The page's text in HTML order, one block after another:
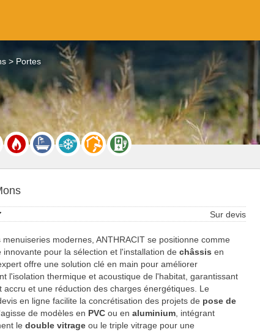
Portes
Sur devis
menuiseries modernes, ANTHRACIT se positionne comme
innovante pour la sélection et l'installation dechâssis en
offre une solution clé en main pour améliorer
l'isolation thermique et acoustique de l'habitat, garantissant
accru et une réduction des charges énergétiques. Le
en ligne facilite la concrétisation des projets de pose de
de modèles en PVC ou enaluminium , intégrant
ledouble vitrage ou le triple vitrage pour une